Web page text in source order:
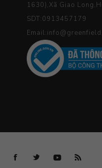
1630),Xã Giao
SDT:0913457179